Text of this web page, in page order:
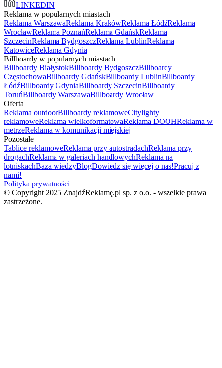
LINKEDIN
Reklama w popularnych miastach
Reklama WarszawaReklama KrakówReklama ŁódźReklama
WrocławReklama PoznańReklama GdańskReklama
SzczecinReklama BydgoszczReklama LublinReklama
KatowiceReklama Gdynia
Billboardy w popularnych miastach
Billboardy BiałystokBillboardy BydgoszczBillboardy
CzęstochowaBillboardy GdańskBillboardy LublinBillboardy
ŁódźBillboardy GdyniaBillboardy SzczecinBillboardy
ToruńBillboardy WarszawaBillboardy Wrocław
Oferta
Reklama outdoorBillboardy reklamoweCitylighty
reklamoweReklama wielkoformatowaReklama DOOHReklama w
metrzeReklama w komunikacji miejskiej
Pozostałe
Tablice reklamoweReklama przy autostradachReklama przy
drogachReklama w galeriach handlowychReklama na
lotniskachBaza wiedzyBlogDowiedz się więcej o nas!Pracuj z
nami!
Polityka prywatności
© Copyright 2025 ZnajdźReklamę.pl sp. z o.o. - wszelkie prawa
zastrzeżone.